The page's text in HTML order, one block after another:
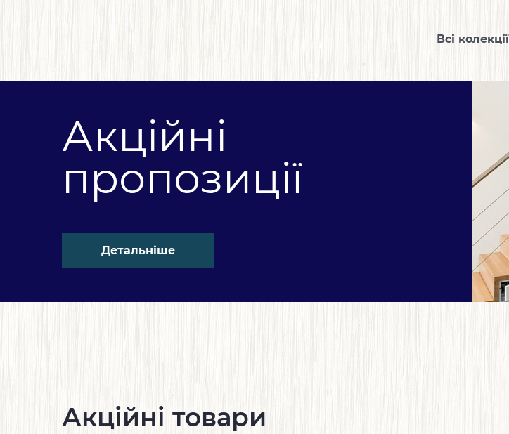
Всі колекції
Акційні
пропозиції
Детальніше
Акційні товари